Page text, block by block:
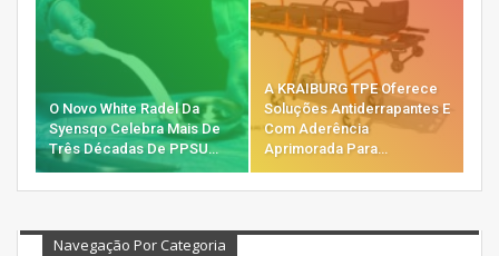
O Novo White Radel Da
Syensqo Celebra Mais De
Três Décadas De PPSU…
A KRAIBURG TPE Oferece
Soluções Antiderrapantes E
Com Aderência
Aprimorada Para…
Navegação Por Categoria